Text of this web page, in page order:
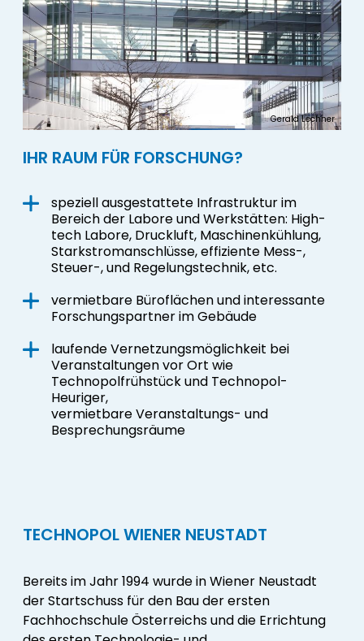
Gerald Lechner
IHR RAUM FÜR FORSCHUNG?
speziell ausgestattete Infrastruktur im
Bereich der Labore und Werkstätten: High-
tech Labore, Druckluft, Maschinenkühlung,
Starkstromanschlüsse, effiziente Mess-,
Steuer-, und Regelungstechnik, etc.
vermietbare Büroflächen und interessante
Forschungspartner im Gebäude
laufende Vernetzungsmöglichkeit bei
Veranstaltungen vor Ort wie
Technopolfrühstück und Technopol-
Heuriger,
vermietbare Veranstaltungs- und
Besprechungsräume
TECHNOPOL WIENER NEUSTADT
Bereits im Jahr 1994 wurde in Wiener Neustadt
der Startschuss für den Bau der ersten
Fachhochschule Österreichs und die Errichtung